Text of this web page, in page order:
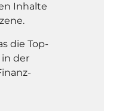
Inhalte
die Top-
der